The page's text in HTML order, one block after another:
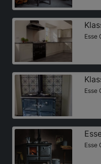
Esse
Esse
Esse